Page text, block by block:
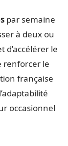
par semaine
à deux ou
d’accélérer le
renforcer le
française
occasionnel